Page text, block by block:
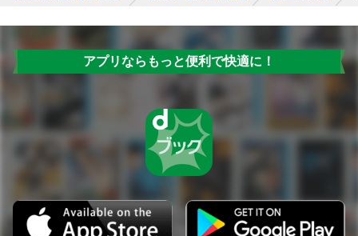
アプリならもっと便利で快適に！